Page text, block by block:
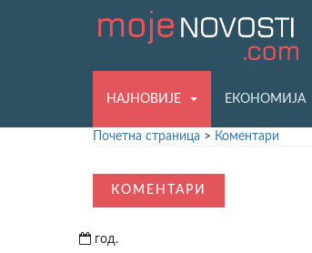
НАЈНОВИЈЕ ЕКОНОМИЈА
Почетна страница > Коментари
КОМЕНТАРИ
год.